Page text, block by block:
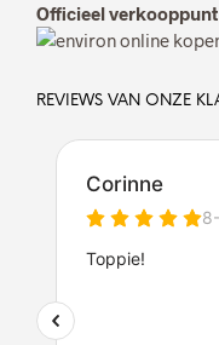
Officieel verkooppunt
REVIEWS VAN ONZE